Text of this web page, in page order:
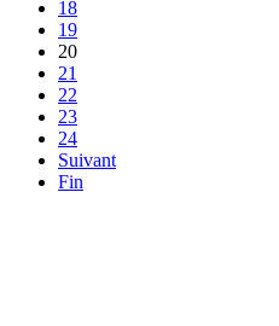
18
19
20
21
22
23
24
Suivant
Fin